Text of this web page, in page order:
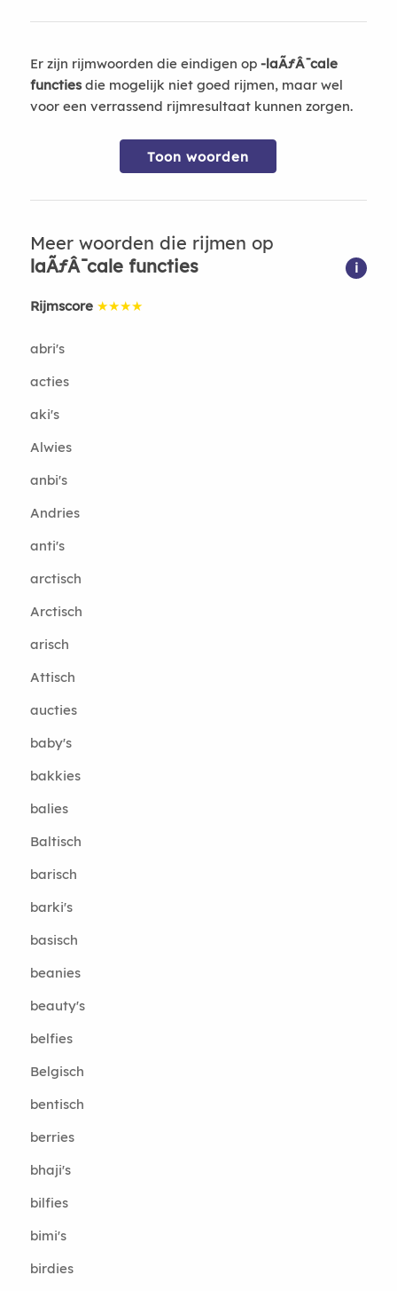
Er zijn rijmwoorden die eindigen op -laÃƒÂ¯cale
functiesdie mogelijk niet goed rijmen, maar wel
voor een verrassend rijmresultaat kunnen zorgen.
Toon woorden
Meer woorden die rijmen op
laÃƒÂ¯cale functies
i
Rijmscore ★★★★
abri's
acties
aki's
Alwies
anbi's
Andries
anti's
arctisch
Arctisch
arisch
Attisch
aucties
baby's
bakkies
balies
Baltisch
barisch
barki's
basisch
beanies
beauty's
belfies
Belgisch
bentisch
berries
bhaji's
bilfies
bimi's
birdies